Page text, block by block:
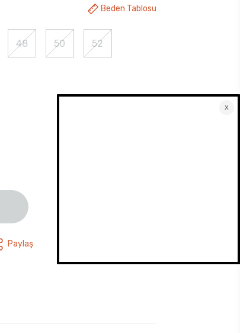
Beden Tablosu
48 50 52
Paylaş